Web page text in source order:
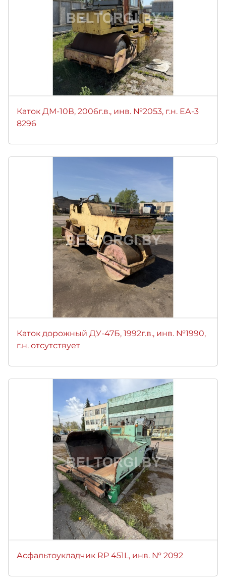
Каток ДМ-10В, 2006г.в., инв. №2053, г.н. ЕА-3
8296
Каток дорожный ДУ-47Б, 1992г.в., инв. №1990,
г.н. отсутствует
Асфальтоукладчик RP 451L, инв. № 2092